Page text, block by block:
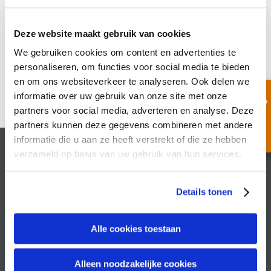
Deze website maakt gebruik van cookies
We gebruiken cookies om content en advertenties te
personaliseren, om functies voor social media te bieden
en om ons websiteverkeer te analyseren. Ook delen we
informatie over uw gebruik van onze site met onze
partners voor social media, adverteren en analyse. Deze
partners kunnen deze gegevens combineren met andere
informatie die u aan ze heeft verstrekt of die ze hebben
verzameld op basis van uw gebruik van hun services.
Details tonen
Alle cookies toestaan
Alleen noodzakelijke cookies
+31 313 410 507
info@recruitin.nl